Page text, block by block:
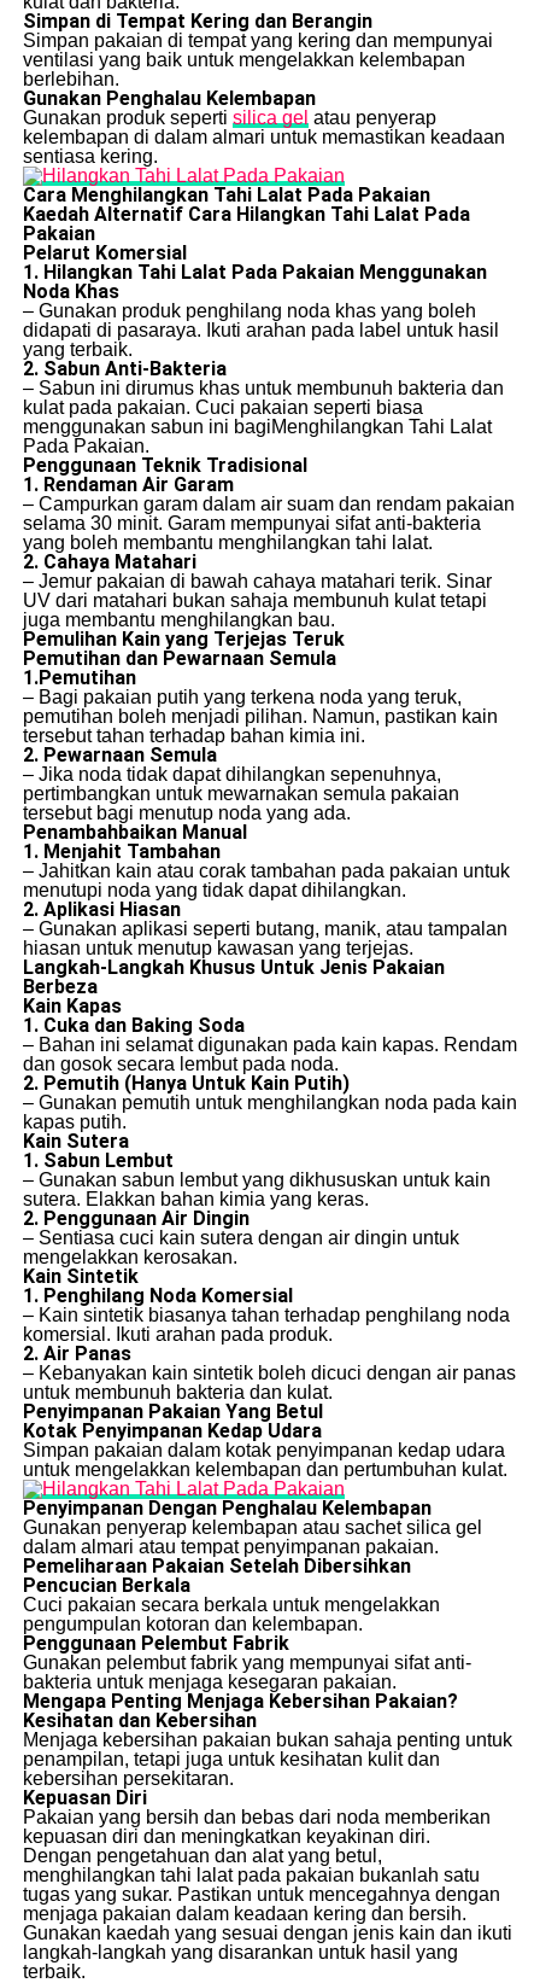
Simpan di Tempat Kering dan Berangin
Simpan pakaian di tempat yang kering dan mempunyai
ventilasi yang baik untuk mengelakkan kelembapan
berlebihan.
Gunakan Penghalau Kelembapan
Gunakan produk seperti silica gel atau penyerap
kelembapan di dalam almari untuk memastikan keadaan
sentiasa kering.
Cara Menghilangkan Tahi Lalat Pada Pakaian
Kaedah Alternatif Cara Hilangkan Tahi Lalat Pada
Pakaian
Pelarut Komersial
1. Hilangkan Tahi Lalat Pada Pakaian Menggunakan
Noda Khas
– Gunakan produk penghilang noda khas yang boleh
didapati di pasaraya. Ikuti arahan pada label untuk hasil
yang terbaik.
2. Sabun Anti-Bakteria
– Sabun ini dirumus khas untuk membunuh bakteria dan
kulat pada pakaian. Cuci pakaian seperti biasa
menggunakan sabun ini bagiMenghilangkan Tahi Lalat
Pada Pakaian.
Penggunaan Teknik Tradisional
1. Rendaman Air Garam
– Campurkan garam dalam air suam dan rendam pakaian
selama 30 minit. Garam mempunyai sifat anti-bakteria
yang boleh membantu menghilangkan tahi lalat.
2. Cahaya Matahari
– Jemur pakaian di bawah cahaya matahari terik. Sinar
UV dari matahari bukan sahaja membunuh kulat tetapi
juga membantu menghilangkan bau.
Pemulihan Kain yang Terjejas Teruk
Pemutihan dan Pewarnaan Semula
1.Pemutihan
– Bagi pakaian putih yang terkena noda yang teruk,
pemutihan boleh menjadi pilihan. Namun, pastikan kain
tersebut tahan terhadap bahan kimia ini.
2. Pewarnaan Semula
– Jika noda tidak dapat dihilangkan sepenuhnya,
pertimbangkan untuk mewarnakan semula pakaian
tersebut bagi menutup noda yang ada.
Penambahbaikan Manual
1. Menjahit Tambahan
– Jahitkan kain atau corak tambahan pada pakaian untuk
menutupi noda yang tidak dapat dihilangkan.
2. Aplikasi Hiasan
– Gunakan aplikasi seperti butang, manik, atau tampalan
hiasan untuk menutup kawasan yang terjejas.
Langkah-Langkah Khusus Untuk Jenis Pakaian
Berbeza
Kain Kapas
1. Cuka dan Baking Soda
– Bahan ini selamat digunakan pada kain kapas. Rendam
dan gosok secara lembut pada noda.
2. Pemutih (Hanya Untuk Kain Putih)
– Gunakan pemutih untuk menghilangkan noda pada kain
kapas putih.
Kain Sutera
1. Sabun Lembut
– Gunakan sabun lembut yang dikhususkan untuk kain
sutera. Elakkan bahan kimia yang keras.
2. Penggunaan Air Dingin
– Sentiasa cuci kain sutera dengan air dingin untuk
mengelakkan kerosakan.
Kain Sintetik
1. Penghilang Noda Komersial
– Kain sintetik biasanya tahan terhadap penghilang noda
komersial. Ikuti arahan pada produk.
2. Air Panas
– Kebanyakan kain sintetik boleh dicuci dengan air panas
untuk membunuh bakteria dan kulat.
Penyimpanan Pakaian Yang Betul
Kotak Penyimpanan Kedap Udara
Simpan pakaian dalam kotak penyimpanan kedap udara
untuk mengelakkan kelembapan dan pertumbuhan kulat.
Penyimpanan Dengan Penghalau Kelembapan
Gunakan penyerap kelembapan atau sachet silica gel
dalam almari atau tempat penyimpanan pakaian.
Pemeliharaan Pakaian Setelah Dibersihkan
Pencucian Berkala
Cuci pakaian secara berkala untuk mengelakkan
pengumpulan kotoran dan kelembapan.
Penggunaan Pelembut Fabrik
Gunakan pelembut fabrik yang mempunyai sifat anti-
bakteria untuk menjaga kesegaran pakaian.
Mengapa Penting Menjaga Kebersihan Pakaian?
Kesihatan dan Kebersihan
Menjaga kebersihan pakaian bukan sahaja penting untuk
penampilan, tetapi juga untuk kesihatan kulit dan
kebersihan persekitaran.
Kepuasan Diri
Pakaian yang bersih dan bebas dari noda memberikan
kepuasan diri dan meningkatkan keyakinan diri.
Dengan pengetahuan dan alat yang betul,
menghilangkan tahi lalat pada pakaian bukanlah satu
tugas yang sukar. Pastikan untuk mencegahnya dengan
menjaga pakaian dalam keadaan kering dan bersih.
Gunakan kaedah yang sesuai dengan jenis kain dan ikuti
langkah-langkah yang disarankan untuk hasil yang
terbaik.